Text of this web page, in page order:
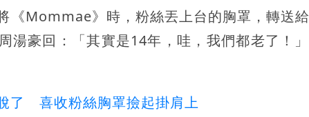
《Mommae》時，粉絲丟上台的胸罩，轉送
湯豪回：「其實是14年，哇，我們都老了！
了 喜收粉絲胸罩撿起掛肩上